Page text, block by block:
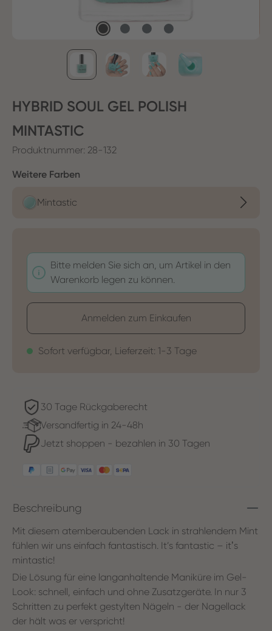
HYBRID SOUL GEL POLISH
MINTASTIC
Produktnummer: 28-132
Weitere Farben
Mintastic
Bitte melden Sie sich an, um Artikel in den
Warenkorb legen zu können.
Anmelden zum Einkaufen
Sofort verfügbar, Lieferzeit: 1-3 Tage
30 Tage Rückgaberecht
Versandfertig in 24-48h
Jetzt shoppen - bezahlen in 30 Tagen
Beschreibung
Mit diesem atemberaubenden Lack in strahlendem Mint
fühlen wir uns einfach fantastisch. It’s fantastic – itʼs
mintastic!
Die Lösung für eine langanhaltende Maniküre im Gel-
Look: schnell, einfach und ohne Zusatzgeräte. In nur 3
Schritten zu perfekt gestylten Nägeln - der Nagellack
der hält was er verspricht!